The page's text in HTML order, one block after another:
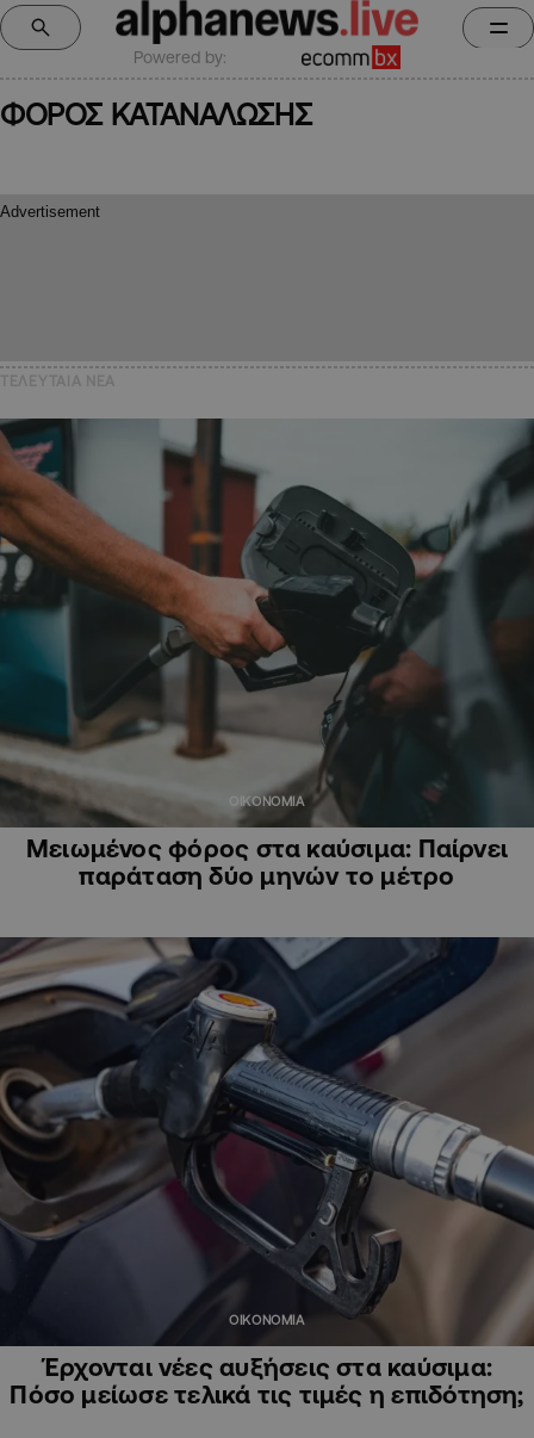
Powered by:
ΦΟΡΟΣ ΚΑΤΑΝΑΛΩΣΗΣ
ΟΙΚΟΝΟΜΙΑ
Μειωμένος φόρος στα καύσιμα: Παίρνει
παράταση δύο μηνών το μέτρο
ΟΙΚΟΝΟΜΙΑ
Έρχονται νέες αυξήσεις στα καύσιμα:
Πόσο μείωσε τελικά τις τιμές η επιδότηση;